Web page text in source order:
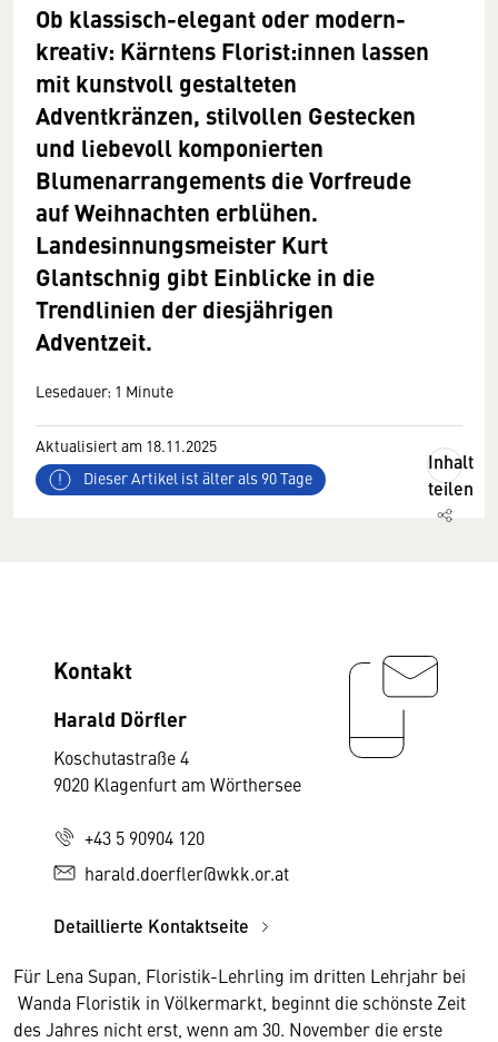
Ob klassisch-elegant oder modern-
kreativ: Kärntens Florist:innen lassen
mit kunstvoll gestalteten
Adventkränzen, stilvollen Gestecken
und liebevoll komponierten
Blumenarrangements die Vorfreude
auf Weihnachten erblühen.
Landesinnungsmeister Kurt
Glantschnig gibt Einblicke in die
Trendlinien der diesjährigen
Adventzeit.
Lesedauer: 1 Minute
Aktualisiert am 18.11.2025
Dieser Artikel ist älter als 90 Tage
Inhalt
teilen
Kontakt
Harald Dörfler
Koschutastraße 4
9020 Klagenfurt am Wörthersee
+43 5 90904 120
harald.doerfler@wkk.or.at
Detaillierte Kontaktseite
Für Lena Supan, Floristik-Lehrling im dritten Lehrjahr bei
Wanda Floristik in Völkermarkt, beginnt die schönste Zeit
des Jahres nicht erst, wenn am 30. November die erste